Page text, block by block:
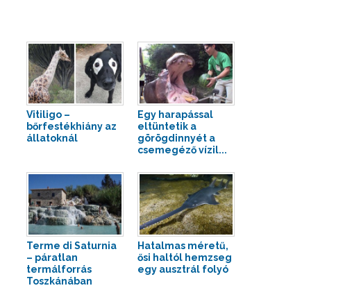
Vitiligo –
bőrfestékhiány az
állatoknál
Egy harapással
eltüntetik a
görögdinnyét a
csemegéző vízil...
Terme di Saturnia
– páratlan
termálforrás
Toszkánában
Hatalmas méretű,
ősi haltól hemzseg
egy ausztrál folyó